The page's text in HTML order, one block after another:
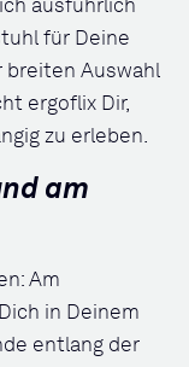
ausführlich
für Deine
breiten Auswahl
ergoflix Dir,
zu erleben.
am
Am
in Deinem
entlang der